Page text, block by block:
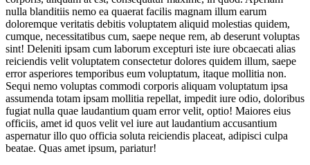
nulla blanditiis nemo ea quaerat facilis magnam illum earum
doloremque veritatis debitis voluptatem aliquid molestias quidem,
cumque, necessitatibus cum, saepe neque rem, ab deserunt voluptas
sint! Deleniti ipsam cum laborum excepturi iste iure obcaecati alias
reiciendis velit voluptatem consectetur dolores quidem illum, saepe
error asperiores temporibus eum voluptatum, itaque mollitia non.
Sequi nemo voluptas commodi corporis aliquam voluptatum ipsa
assumenda totam ipsam mollitia repellat, impedit iure odio, doloribus
fugiat nulla quae laudantium quam error velit, optio! Maiores eius
officiis, amet id quos velit vel iure aut laudantium accusantium
aspernatur illo quo officia soluta reiciendis placeat, adipisci culpa
beatae. Quas amet ipsum, pariatur!